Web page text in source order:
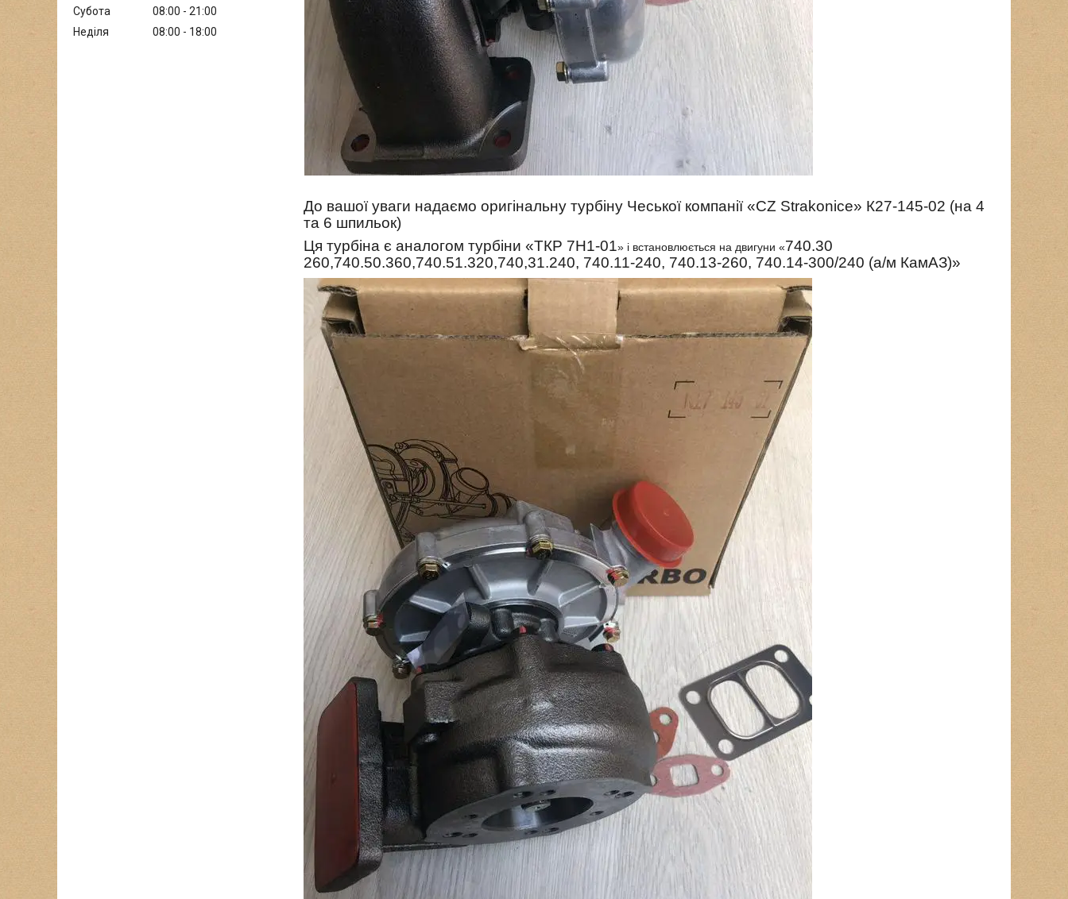
До вашої уваги надаємо оригінальну турбіну Чеської компанії «CZ Strakonice» К27-145-02 (на 4
та 6 шпильок)
Ця турбіна є аналогом турбіни «ТКР 7Н1-01» і встановлюється на двигуни «740.30
260,740.50.360,740.51.320,740,31.240, 740.11-240, 740.13-260, 740.14-300/240 (а/м КамАЗ)»
Субота
08:00
21:00
Неділя
08:00 18:00